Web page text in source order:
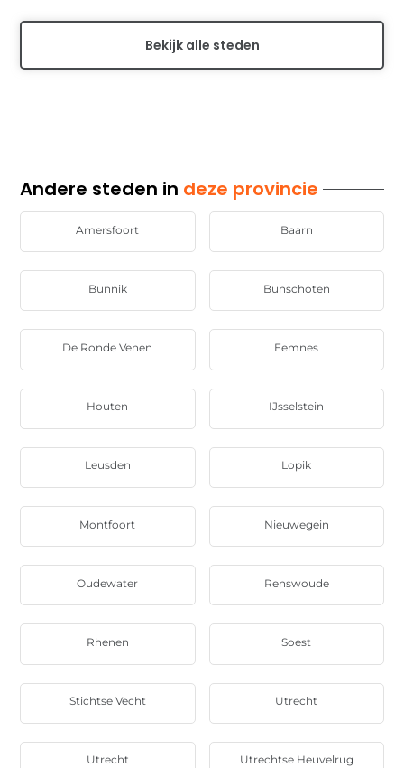
Bekijk alle steden
Andere steden in deze provincie
Amersfoort Baarn
Bunnik Bunschoten
De Ronde Venen Eemnes
Houten IJsselstein
Leusden Lopik
Montfoort Nieuwegein
Oudewater Renswoude
Rhenen Soest
Stichtse Vecht Utrecht
Utrecht Utrechtse Heuvelrug